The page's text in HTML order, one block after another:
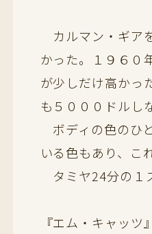
カルマン・ギア
かった。１９６０
が少しだけ高かっ
も５０００ドルし
ボディの色のひ
いる色もあり、こ
タミヤ24分の１
『エム・キャッ